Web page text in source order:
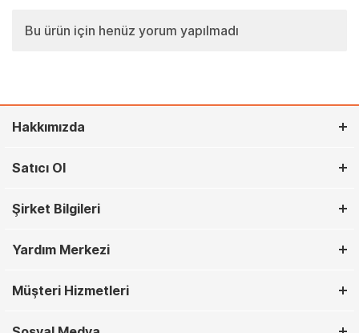
Bu ürün için henüz yorum yapılmadı
Hakkımızda
Satıcı Ol
Şirket Bilgileri
Yardım Merkezi
Müşteri Hizmetleri